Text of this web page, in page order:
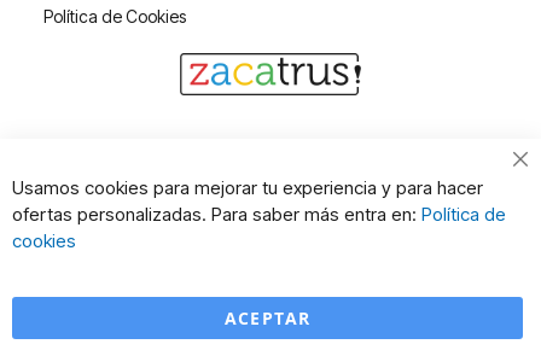
Política de Cookies
Usamos cookies para mejorar tu experiencia y para hacer
ofertas personalizadas. Para saber más entra en: Política de
cookies
ACEPTAR